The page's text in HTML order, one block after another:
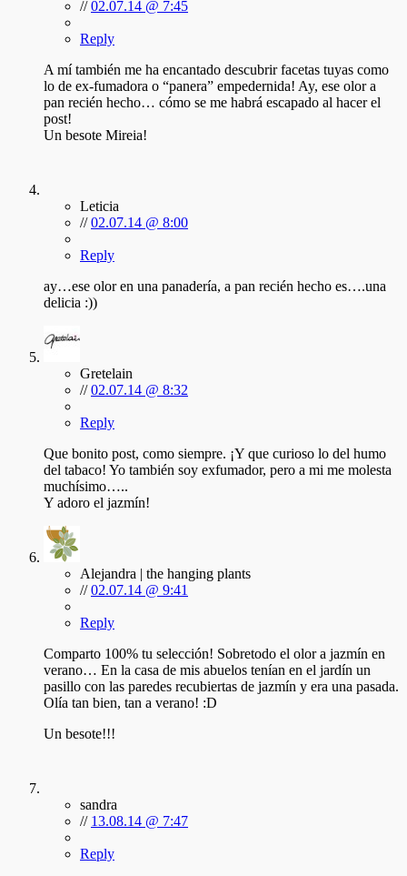
//02.07.14 @ 7:45
Reply
A mí también me ha encantado descubrir facetas tuyas como
lo de ex-fumadora o “panera” empedernida! Ay, ese olor a
pan recién hecho… cómo se me habrá escapado al hacer el
post!
Un besote Mireia!
Leticia
//02.07.14 @ 8:00
Reply
ay…ese olor en una panadería, a pan recién hecho es….una
delicia :))
Gretelain
//02.07.14 @ 8:32
Reply
Que bonito post, como siempre. ¡Y que curioso lo del humo
del tabaco! Yo también soy exfumador, pero a mi me molesta
muchísimo…..
Y adoro el jazmín!
Alejandra | the hanging plants
//02.07.14 @ 9:41
Reply
Comparto 100% tu selección! Sobretodo el olor a jazmín en
verano… En la casa de mis abuelos tenían en el jardín un
pasillo con las paredes recubiertas de jazmín y era una pasada.
Olía tan bien, tan a verano! :D
Un besote!!!
sandra
// 13.08.14 @ 7:47
Reply